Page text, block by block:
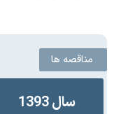
مناقصه ها
سال 1393